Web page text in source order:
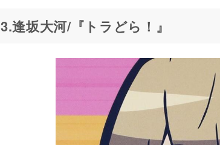
3.逢坂大河/『トラどら！』